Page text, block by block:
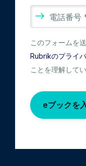
電話番号
このフォームを
Rubrikのプライ
ことを理解して
eブックを